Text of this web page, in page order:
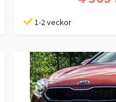
1-2 veckor